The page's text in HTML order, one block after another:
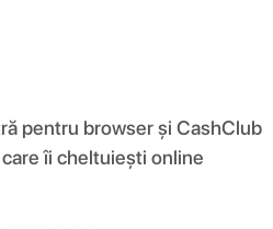
pentru browser și CashClub
îi cheltuiești online